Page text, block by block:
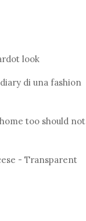
look
di una fashion
too should not
- Transparent